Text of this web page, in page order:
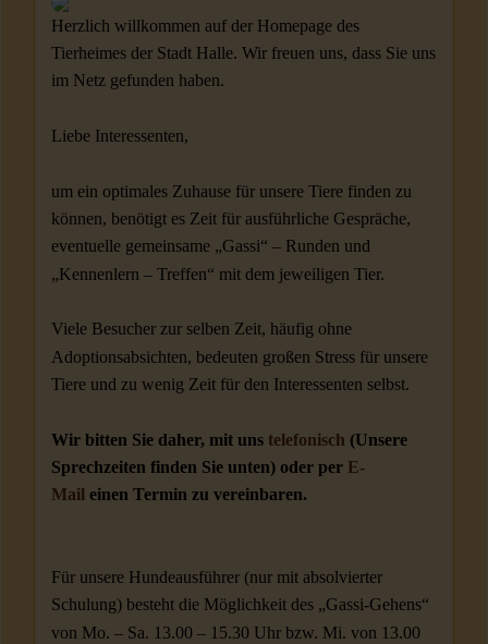
Herzlich willkommen auf der Homepage des
Tierheimes der Stadt Halle. Wir freuen uns, dass Sie uns
im Netz gefunden haben.
Liebe Interessenten,
um ein optimales Zuhause für unsere Tiere finden zu
können, benötigt es Zeit für ausführliche Gespräche,
eventuelle gemeinsame „Gassi“ – Runden und
„Kennenlern – Treffen“ mit dem jeweiligen Tier.
Viele Besucher zur selben Zeit, häufig ohne
Adoptionsabsichten, bedeuten großen Stress für unsere
Tiere und zu wenig Zeit für den Interessenten selbst.
Wir bitten Sie daher, mit uns telefonisch (Unsere
Sprechzeiten finden Sie unten) oder per E-
Mail einen Termin zu vereinbaren.
Für unsere Hundeausführer (nur mit absolvierter
Schulung) besteht die Möglichkeit des „Gassi-Gehens“
von Mo. – Sa. 13.00 – 15.30 Uhr bzw. Mi. von 13.00